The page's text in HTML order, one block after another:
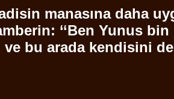
manasına daha
‘‘Ben Yunus bin
bu arada kendisini